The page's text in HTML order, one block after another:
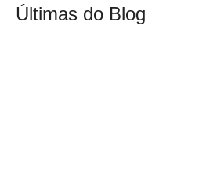
Últimas do Blog